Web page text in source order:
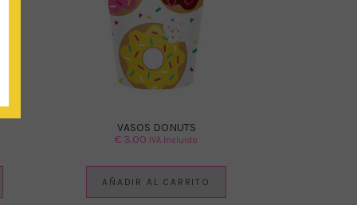
VASOS DONUTS
€ 3.00 IVA Incluido
AÑADIR AL CARRITO